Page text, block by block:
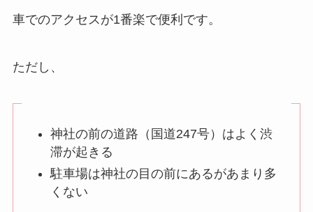
車でのアクセスが1番楽で便利です。
ただし、
神社の前の道路（国道247号）はよく渋
滞が起きる
駐車場は神社の目の前にあるがあまり多
くない